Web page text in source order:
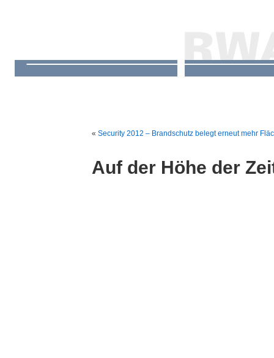
« Security 2012 – Brandschutz belegt erneut mehr
Auf der Höhe der